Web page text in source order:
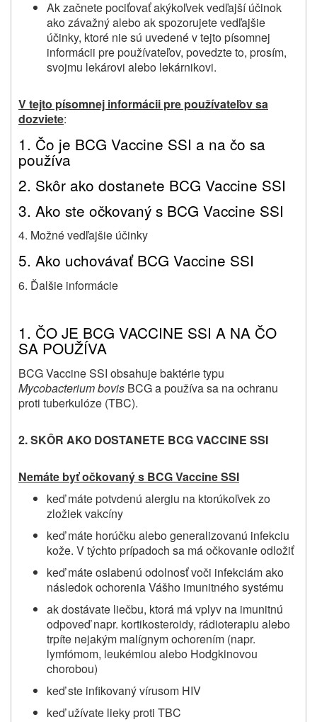
Ak začnete pociťovať akýkoľvek vedľajší účinok
ako závažný alebo ak spozorujete vedľajšie
účinky, ktoré nie sú uvedené v tejto písomnej
informácii pre používateľov, povedzte to, prosím,
svojmu lekárovi alebo lekárnikovi.
V tejto písomnej informácii pre používateľov sa
dozviete:
1. Čo je BCG Vaccine SSI a na čo sa
používa
2. Skôr ako dostanete BCG Vaccine SSI
3. Ako ste očkovaný s BCG Vaccine SSI
4. Možné vedľajšie účinky
5. Ako uchovávať BCG Vaccine SSI
6. Ďalšie informácie
1. ČO JE BCG VACCINE SSI A NA ČO
SA POUŽÍVA
BCG Vaccine SSI obsahujebaktérie typu
Mycobacterium bovis BCG a používa sa na ochranu
proti tuberkulóze (TBC).
2. SKÔR AKO DOSTANETE BCG VACCINE SSI
Nemáte byť očkovaný s BCG Vaccine SSI
keď máte potvdenú alergiu na ktorúkoľvek zo
zložiek vakcíny
keďmáte horúčku alebo generalizovanú infekciu
kože. V týchto prípadoch sa má očkovanie odložiť
keď máte oslabenú odolnosť voči infekciám ako
následok ochorenia Vášho imunitného systému
ak dostávate liečbu, ktorá má vplyv na imunitnú
odpoveď napr. kortikosteroidy, rádioterapiu alebo
trpíte nejakým malígnym ochorením (napr.
lymfómom, leukémiou alebo Hodgkinovou
chorobou)
keď ste infikovaný vírusom HIV
keď užívate lieky proti TBC